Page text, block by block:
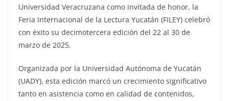
Universidad Veracruzana como invitada de honor, la
Feria Internacional de la Lectura Yucatán (FILEY) celebró
con éxito su decimotercera edición del 22 al 30 de
marzo de 2025.
Organizada por la Universidad Autónoma de Yucatán
(UADY), esta edición marcó un crecimiento significativo
tanto en asistencia como en calidad de contenidos,